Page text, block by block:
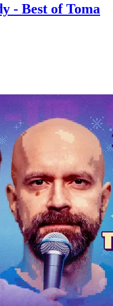
- Best ofToma